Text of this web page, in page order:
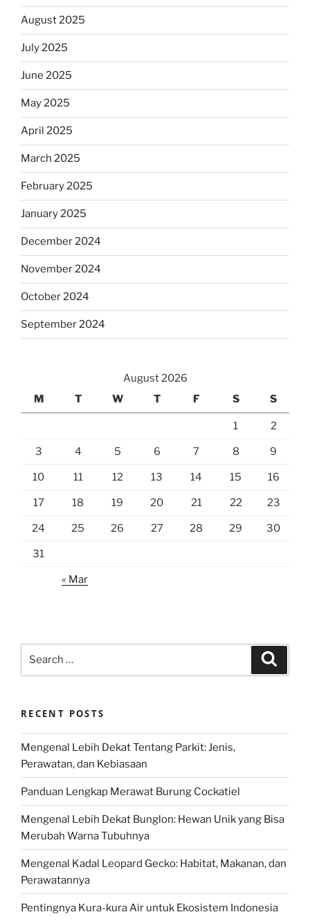
August 2025
July 2025
June 2025
May 2025
April 2025
March 2025
February 2025
January 2025
December 2024
November 2024
October 2024
September 2024
August 2026
M
T W T F S S
1 2
3 4 5 6 7 8 9
10 11 12 13 14 15 16
17 18 19 20 21 22 23
24 25 26 27 28 29 30
31
« Mar
RECENT POSTS
Mengenal Lebih Dekat Tentang Parkit: Jenis,
Perawatan, dan Kebiasaan
Panduan Lengkap Merawat Burung Cockatiel
Mengenal Lebih Dekat Bunglon: Hewan Unik yang Bisa
Merubah Warna Tubuhnya
Mengenal Kadal Leopard Gecko: Habitat, Makanan, dan
Perawatannya
Pentingnya Kura-kura Air untuk Ekosistem Indonesia